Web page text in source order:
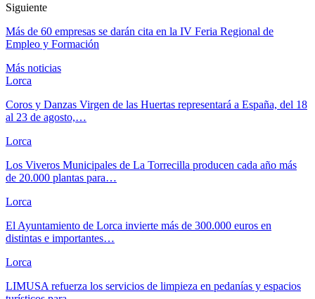
Siguiente
Más de 60 empresas se darán cita en la IV Feria Regional de
Empleo y Formación
Más noticias
Lorca
Coros y Danzas Virgen de las Huertas representará a España, del 18
al 23 de agosto,…
Lorca
Los Viveros Municipales de La Torrecilla producen cada año más
de 20.000 plantas para…
Lorca
El Ayuntamiento de Lorca invierte más de 300.000 euros en
distintas e importantes…
Lorca
LIMUSA refuerza los servicios de limpieza en pedanías y espacios